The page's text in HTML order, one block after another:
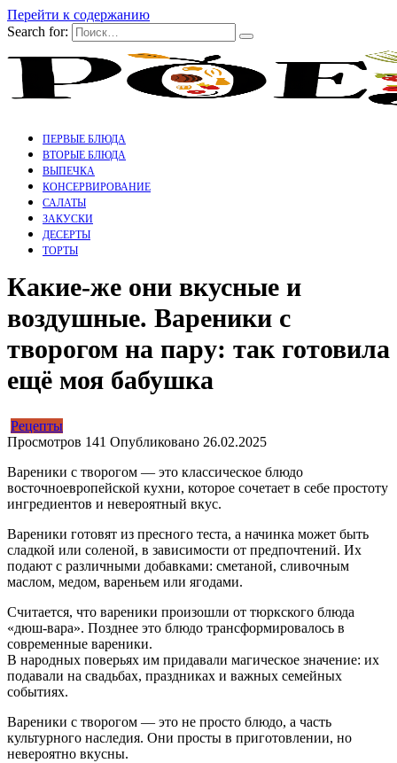
Перейти к содержанию
Search for:
ПЕРВЫЕ БЛЮДА
ВТОРЫЕ БЛЮДА
ВЫПЕЧКА
КОНСЕРВИРОВАНИЕ
САЛАТЫ
ЗАКУСКИ
ДЕСЕРТЫ
ТОРТЫ
Какие-же они вкусные и
воздушные. Вареники с
творогом на пару: так готовила
ещё моя бабушка
Рецепты
Просмотров 141 Опубликовано 26.02.2025
Вареники с творогом — это классическое блюдо
восточноевропейской кухни, которое сочетает в себе простоту
ингредиентов и невероятный вкус.
Вареники готовят из пресного теста, а начинка может быть
сладкой или соленой, в зависимости от предпочтений. Их
подают с различными добавками: сметаной, сливочным
маслом, медом, вареньем или ягодами.
Считается, что вареники произошли от тюркского блюда
«дюш-вара». Позднее это блюдо трансформировалось в
современные вареники.
В народных поверьях им придавали магическое значение: их
подавали на свадьбах, праздниках и важных семейных
событиях.
Вареники с творогом — это не просто блюдо, а часть
культурного наследия. Они просты в приготовлении, но
невероятно вкусны.